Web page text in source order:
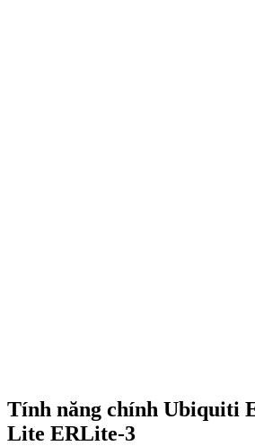
Tính năng chính Ubiquiti
Lite ERLite-3